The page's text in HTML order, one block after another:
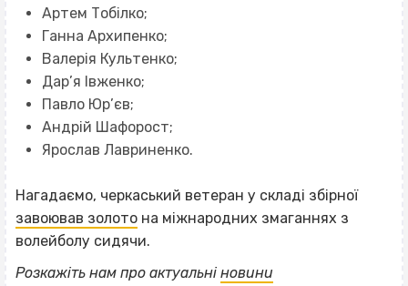
Артем Тобілко;
Ганна Архипенко;
Валерія Культенко;
Дар’я Івженко;
Павло Юр’єв;
Андрій Шафорост;
Ярослав Лавриненко.
Нагадаємо, черкаський ветеран у складі збірної
завоював золото на міжнародних змаганнях з
волейболу сидячи.
Розкажіть нам про актуальні новини